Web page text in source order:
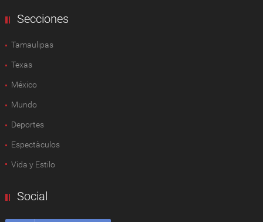
Secciones
Tamaulipas
Texas
México
Mundo
Deportes
Espectàculos
Vida y Estilo
Social